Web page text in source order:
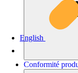
English
Conformité